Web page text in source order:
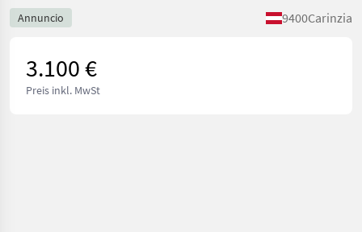
Annuncio 9400Carinzia
3.100 €
Preis inkl. MwSt